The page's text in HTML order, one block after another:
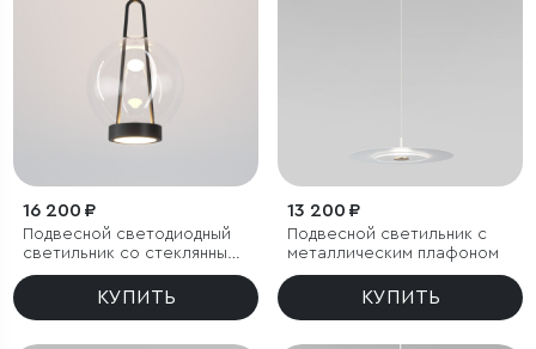
16 200 ₽
Подвесной светодиодный
светильник со стеклянным
плафоном
КУПИТЬ
13 200 ₽
Подвесной светильник с
металлическим плафоном
КУПИТЬ